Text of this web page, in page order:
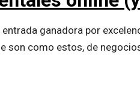
entrada ganadora por
son como estos, de